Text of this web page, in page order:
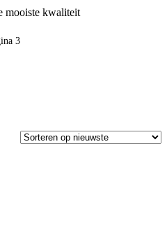
mooiste kwaliteit
3